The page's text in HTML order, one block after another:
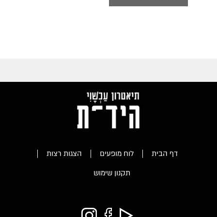
דף הבית לוח מופעים
הצגות רצות
תקנון שימוש